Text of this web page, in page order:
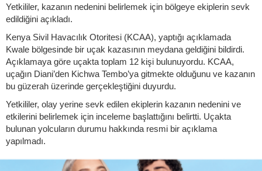
Yetkililer, kazanın nedenini belirlemek için bölgeye ekiplerin sevk
edildiğini açıkladı.
Kenya Sivil Havacılık Otoritesi (KCAA), yaptığı açıklamada
Kwale bölgesinde bir uçak kazasının meydana geldiğini bildirdi.
Açıklamaya göre uçakta toplam 12 kişi bulunuyordu. KCAA,
uçağın Diani’den Kichwa Tembo’ya gitmekte olduğunu ve kazanın
bu güzerah üzerinde gerçekleştiğini duyurdu.
Yetkililer, olay yerine sevk edilen ekiplerin kazanın nedenini ve
etkilerini belirlemek için inceleme başlattığını belirtti. Uçakta
bulunan yolcuların durumu hakkında resmi bir açıklama
yapılmadı.